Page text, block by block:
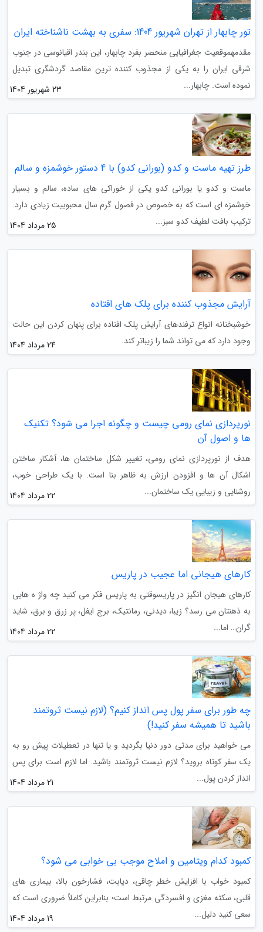
تور چابهار از تهران شهریور 1404: سفری به بهشت ناشناخته ایران
مقدمهموقعیت جغرافیایی منحصر بفرد چابهار، این بندر اقیانوسی در جنوب
شرقی ایران را به یکی از مجذوب کننده ترین مقاصد گردشگری تبدیل
نموده است. چابهار...
23 شهریور 1404
طرز تهیه ماست و کدو (بورانی کدو) با 4 دستور خوشمزه و سالم
ماست و کدو یا بورانی کدو یکی از خوراکی های ساده، سالم و بسیار
خوشمزه ای است که به خصوص در فصول گرم سال محبوبیت زیادی دارد.
ترکیب بافت لطیف کدو سبز...
25 مرداد 1404
آرایش مجذوب کننده برای پلک های افتاده
خوشبختانه انواع ترفندهای آرایش پلک افتاده برای پنهان کردن این حالت
وجود دارد که می تواند شما را زیباتر کند.
24 مرداد 1404
نورپردازی نمای رومی چیست و چگونه اجرا می شود؟ تکنیک
ها و اصول آن
هدف از نورپردازی نمای رومی، تغییر شکل ساختمان ها، آشکار ساختن
اشکال آن ها و افزودن ارزش به ظاهر بنا است. با یک طراحی خوب،
روشنایی و زیبایی یک ساختمان...
22 مرداد 1404
کارهای هیجانی اما عجیب در پاریس
کارهای هیجان انگیز در پاریسوقتی به پاریس فکر می کنید چه واژ ه هایی
به ذهنتان می رسد؟ زیبا، دیدنی، رمانتیک، برج ایفل، پر زرق و برق، شاید
گران… اما...
22 مرداد 1404
چه طور برای سفر پول پس انداز کنیم؟ (لازم نیست ثروتمند
باشید تا همیشه سفر کنید!)
می خواهید برای مدتی دور دنیا بگردید و یا تنها در تعطیلات پیش رو به
یک سفر کوتاه بروید؟ لازم نیست ثروتمند باشید. اما لازم است برای پس
انداز کردن پول...
21 مرداد 1404
کمبود کدام ویتامین و املاح موجب بی خوابی می شود؟
کمبود خواب با افزایش خطر چاقی، دیابت، فشارخون بالا، بیماری های
قلبی، سکته مغزی و افسردگی مرتبط است؛ بنابراین کاملاً ضروری است که
سعی کنید دلیل...
19 مرداد 1404